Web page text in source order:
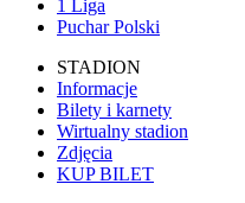
1 Liga
Puchar Polski
STADION
Informacje
Bilety i karnety
Wirtualny stadion
Zdjęcia
KUP BILET